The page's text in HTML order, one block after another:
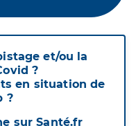
et/ou la
?
en situation de
?
sur Santé.fr